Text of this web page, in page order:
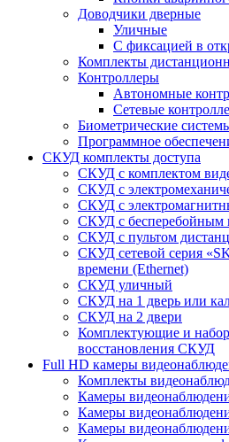
Доводчики дверные
Уличные
С фиксацией в
Комплекты
Контроллеры
Автономные
Сетевые
Биометрические
Программное
СКУД комплекты доступа
СКУД с комплектом
СКУД с
СКУД с
СКУД с бесперебойным
СКУД с пультом
СКУД сетевой серия
времени (Ethernet)
СКУД уличный
СКУД на 1 дверь или
СКУД на 2 двери
Комплектующие и
восстановления СКУД
Full HD камеры
Комплекты
Камеры
Камеры
Камеры